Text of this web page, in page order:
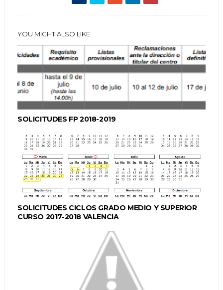
YOU MIGHT ALSO LIKE
SOLICITUDES FP 2018-2019
SOLICITUDES CICLOS GRADO MEDIO Y SUPERIOR
CURSO 2017-2018 VALENCIA